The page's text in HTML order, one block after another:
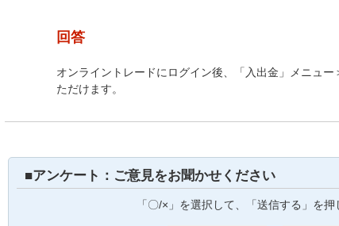
回答
オンライントレードにログイン後、「入出金」メニュ
ただけます。
■アンケート：ご意見をお聞かせください
「〇/×」を選択して、「送信する」を押